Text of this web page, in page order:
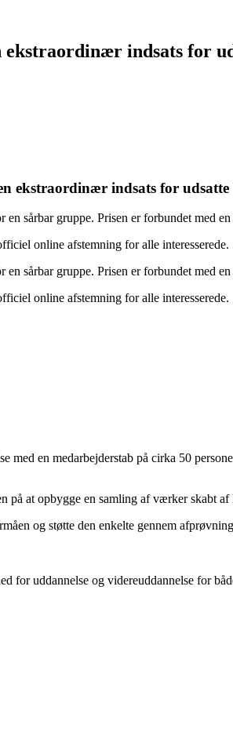
indsats for
indsats for udsatte
sårbar gruppe. Prisen er forbundet med
online afstemning for alle interesserede.
sårbar gruppe. Prisen er forbundet med
online afstemning for alle interesserede.
en medarbejderstab på cirka 50
at opbygge en samling af værker skabt
og støtte den enkelte gennem
for uddannelse og videreuddannelse for